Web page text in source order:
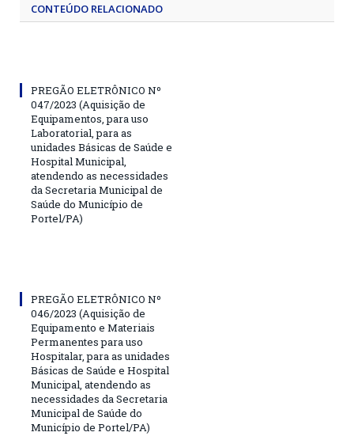
CONTEÚDO RELACIONADO
PREGÃO ELETRÔNICO Nº
047/2023 (Aquisição de
Equipamentos, para uso
Laboratorial, para as
unidades Básicas de Saúde e
Hospital Municipal,
atendendo as necessidades
da Secretaria Municipal de
Saúde do Município de
Portel/PA)
PREGÃO ELETRÔNICO Nº
046/2023 (Aquisição de
Equipamento e Materiais
Permanentes para uso
Hospitalar, para as unidades
Básicas de Saúde e Hospital
Municipal, atendendo as
necessidades da Secretaria
Municipal de Saúde do
Município de Portel/PA)